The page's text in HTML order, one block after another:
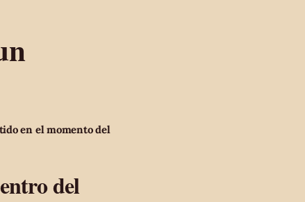
en el momento del
del